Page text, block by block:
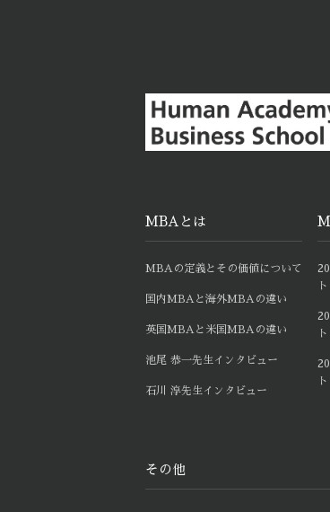
MBAとは
MBAの定義とその価値について
国内MBAと海外MBAの違い
英国MBAと米国MBAの違い
池尾 恭一先生インタビュー
石川 淳先生インタビュー
ト
ト
ト
その他